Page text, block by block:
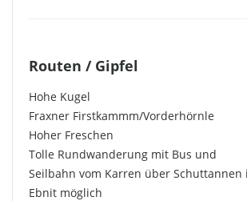
Routen / Gipfel
Hohe Kugel
Fraxner Firstkammm/Vorderhörnle
Hoher Freschen
Tolle Rundwanderung mit Bus und
Seilbahn vom Karren über Schuttannen
Ebnit möglich